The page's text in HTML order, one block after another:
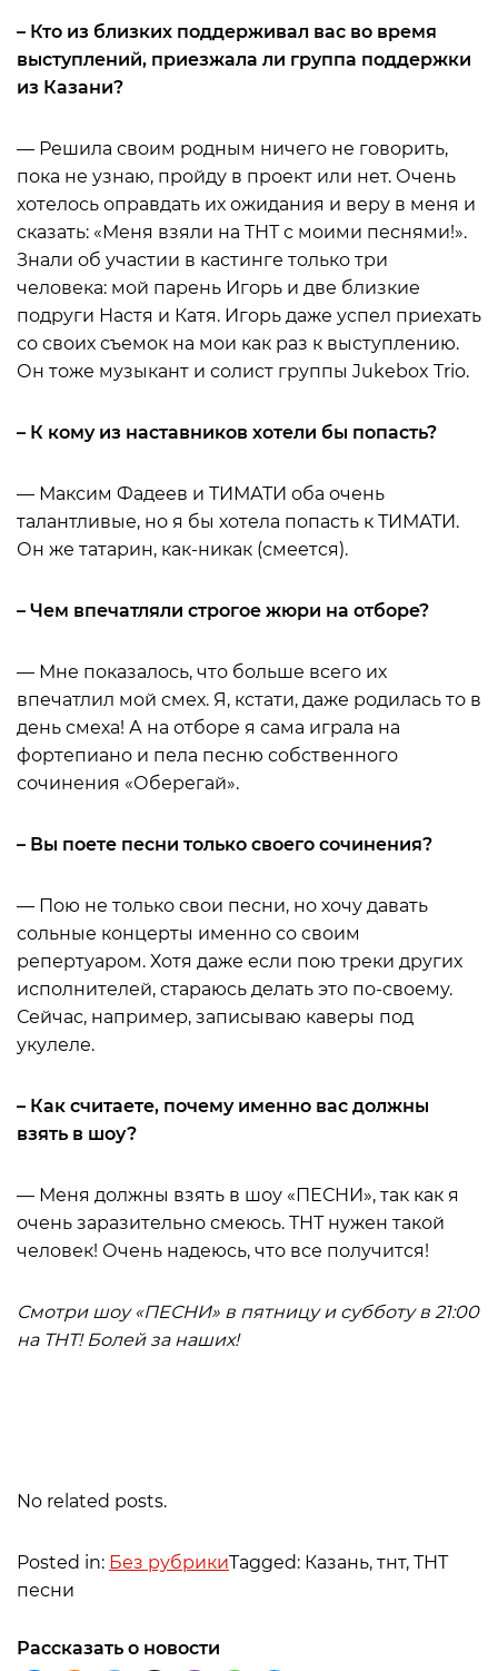
– Кто из близких поддерживал вас во время
выступлений, приезжала ли группа поддержки
из Казани?
— Решила своим родным ничего не говорить,
пока не узнаю, пройду в проект или нет. Очень
хотелось оправдать их ожидания и веру в меня и
сказать: «Меня взяли на ТНТ с моими песнями!».
Знали об участии в кастинге только три
человека: мой парень Игорь и две близкие
подруги Настя и Катя. Игорь даже успел приехать
со своих съемок на мои как раз к выступлению.
Он тоже музыкант и солист группы Jukebox Trio.
– К кому из наставников хотели бы попасть?
— Максим Фадеев и ТИМАТИ оба очень
талантливые, но я бы хотела попасть к ТИМАТИ.
Он же татарин, как-никак (смеется).
– Чем впечатляли строгое жюри на отборе?
— Мне показалось, что больше всего их
впечатлил мой смех. Я, кстати, даже родилась то в
день смеха! А на отборе я сама играла на
фортепиано и пела песню собственного
сочинения «Оберегай».
– Вы поете песни только своего сочинения?
— Пою не только свои песни, но хочу давать
сольные концерты именно со своим
репертуаром. Хотя даже если пою треки других
исполнителей, стараюсь делать это по-своему.
Сейчас, например, записываю каверы под
укулеле.
– Как считаете, почему именно вас должны
взять в шоу?
— Меня должны взять в шоу «ПЕСНИ», так как я
очень заразительно смеюсь. ТНТ нужен такой
человек! Очень надеюсь, что все получится!
Смотри шоу «ПЕСНИ» в пятницу и субботу в 21:00
на ТНТ! Болей за наших!
No related posts.
Posted in: Без рубрикиTagged: Казань, тнт, ТНТ
песни
Рассказать о новости